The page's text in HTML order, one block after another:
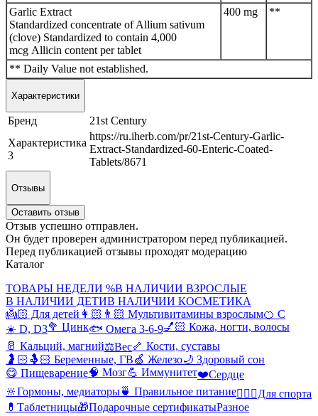
Garlic Extract
Standardized concentrate of Allium sativum
(clove) Standardized to contain 4,000
mcg Allicin content per tablet
400 mg **
** Daily Value not established.
Характеристики
Бренд
21st Century
Характеристика
3
https://ru.iherb.com/pr/21st-Century-Garlic-
Extract-Standardized-60-Enteric-Coated-
Tablets/8671
Отзывы
Оставить отзыв
Отзыв успешно отправлен.
Он будет проверен администратором перед публикацией.
Перед публикацией отзывы проходят модерацию
Каталог
ТОВАРЫ НЕДЕЛИ %В НАЛИЧИИ ВЗРОСЛЫЕ
В НАЛИЧИИ ДЕТИВ НАЛИЧИИ КОСМЕТИКА
👼🏻 Для детей 👩🏻👨🏻 Мультивитамины взрослым🍊 С
☀️ D, D3🥦 Цинк🐟 Омега 3-6-9💅🏻 Кожа, ногти, волосы
🥛 Кальций, магний⚖️Вес🦴 Кости, суставы
🤰🏻🤱🏻 Беременные, ГВ🍏 Железо🌙 Здоровый сон
😋 Пищеварение🧠 Мозг💪 Иммунитет❤️Сердце
🔆Гормоны, медиаторы🍵 Правильное питание🤸🏻‍♀️Для спорта
💊Таблетницы🎁Подарочные сертификатыРазное